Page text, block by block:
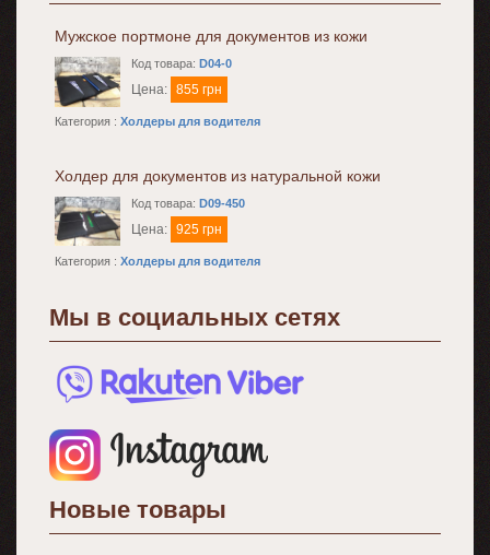
Мужское портмоне для документов из кожи
Код товара: D04-0
Цена: 855 грн
Категория : Холдеры для водителя
Холдер для документов из натуральной кожи
Код товара: D09-450
Цена: 925 грн
Категория : Холдеры для водителя
Мы в социальных сетях
Новые товары